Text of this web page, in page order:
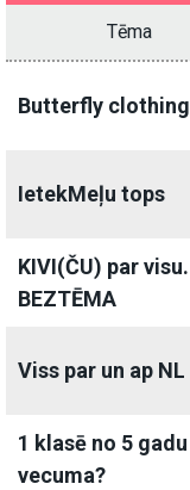
Tēma
Butterfly clothing
IetekMeļu tops
KIVI(ČU) par visu.
BEZTĒMA
Viss par un ap NL
1 klasē no 5 gadu
vecuma?